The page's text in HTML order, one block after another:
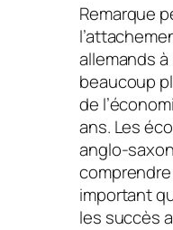
Remarque
allemands
beaucoup
de
ans. Les
anglo-
important
les succès